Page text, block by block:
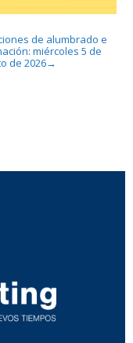
de alumbrado e
miércoles 5 de
de 2026→